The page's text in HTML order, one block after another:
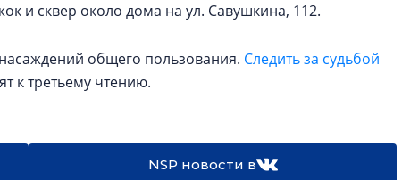
и сквер около дома на ул. Савушкина, 112.
общего пользования. Следить за судьбой
к третьему чтению.
NSP новости в